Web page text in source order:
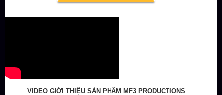
VIDEO GIỚI THIỆU SẢN PHÂM MF3 PRODUCTIONS